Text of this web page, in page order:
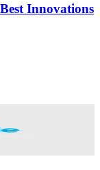
Innovations